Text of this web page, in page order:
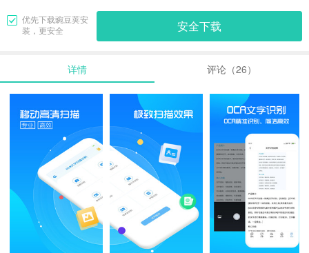
优先下载豌豆荚安
装，更安全
安全下载
详情 评论（26）